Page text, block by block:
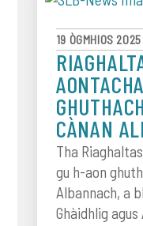
19 ÒGMHIOS 2025
CÀNAN
Tha
gu h-aon
Albannach, a
Ghàidhlig